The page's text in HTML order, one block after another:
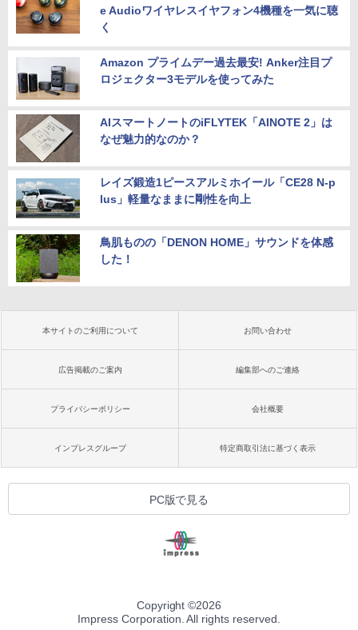
e Audioワイヤレスイヤフォン4機種を一気に聴
く
Amazon プライムデー過去最安! Anker注目プ
ロジェクター3モデルを使ってみた
AIスマートノートのiFLYTEK「AINOTE 2」は
なぜ魅力的なのか？
レイズ鍛造1ピースアルミホイール「CE28 N-p
lus」軽量なままに剛性を向上
鳥肌ものの「DENON HOME」サウンドを体感
した！
本サイトのご利用について お問い合わせ
広告掲載のご案内 編集部へのご連絡
プライバシーポリシー 会社概要
インプレスグループ 特定商取引法に基づく表示
PC版で見る
Copyright ©2026
Impress Corporation. All rights reserved.